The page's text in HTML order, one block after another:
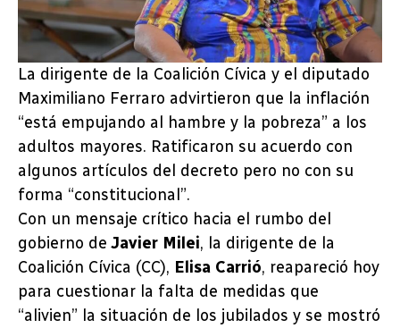
La dirigente de la Coalición Cívica y el diputado
Maximiliano Ferraro advirtieron que la inflación
“está empujando al hambre y la pobreza” a los
adultos mayores. Ratificaron su acuerdo con
algunos artículos del decreto pero no con su
forma “constitucional”.
Con un mensaje crítico hacia el rumbo del
gobierno de Javier Milei, la dirigente de la
Coalición Cívica (CC), Elisa Carrió, reapareció hoy
para cuestionar la falta de medidas que
“alivien” la situación de los jubilados y se mostró